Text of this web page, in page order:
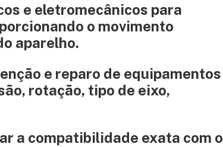
e eletromecânicos para
o movimento
aparelho.
e reparo de equipamentos
rotação, tipo de eixo,
a compatibilidade exata com o